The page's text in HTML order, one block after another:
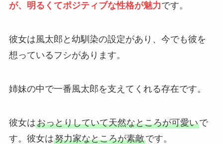
が、明るくてポジティブな性格が魅力です。
彼女は風太郎と幼馴染の設定があり、今でも彼を
想っているフシがあります。
姉妹の中で一番風太郎を支えてくれる存在です。
彼女はおっとりしていて天然なところが可愛いで
す。彼女は努力家なところが素敵です。